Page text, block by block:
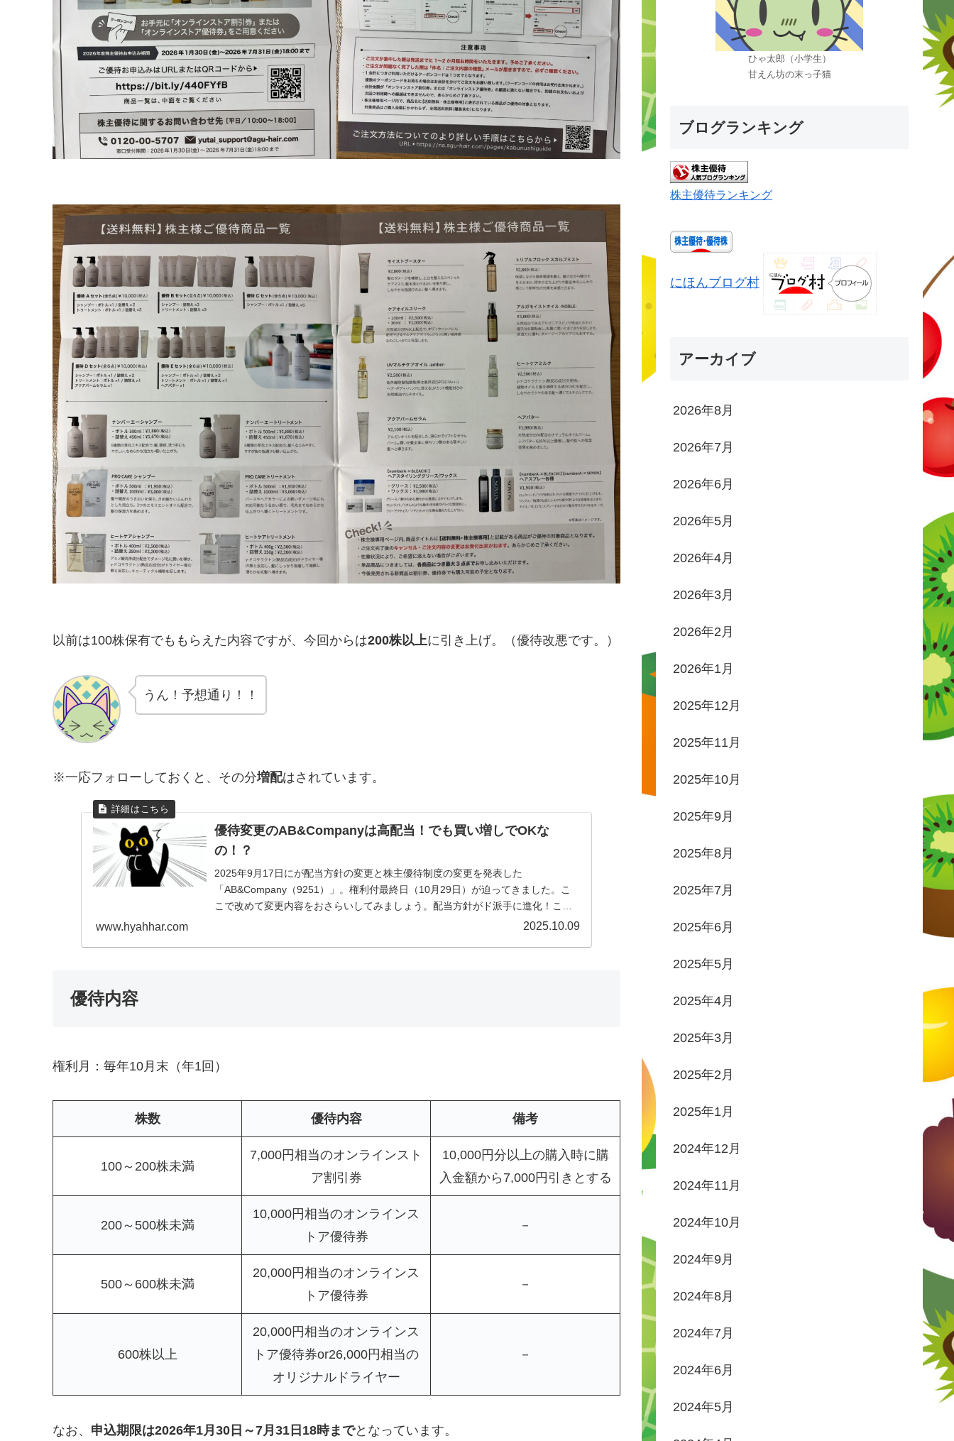
以前は100株保有でももらえた内容ですが、今回からは200株以上に引き上げ。（優待改悪です。）
うん！予想通り！！
※一応フォローしておくと、その分増配はされています。
優待変更のAB&Companyは高配当！でも買い増しでOKな
の！？
2025年9月17日にが配当方針の変更と株主優待制度の変更を発表した
「AB&Company（9251）」。権利付最終日（10月29日）が迫ってきました。こ
こで改めて変更内容をおさらいしてみましょう。配当方針がド派手に進化！これ
www.hyahhar.com 2025.10.09
優待内容
権利月：毎年10月末（年1回）
株数 優待内容 備考
100～200株未満
7,000円相当のオンラインスト
ア割引券
10,000円分以上の購入時に購
入金額から7,000円引きとする
200～500株未満
10,000円相当のオンラインス
トア優待券
－
500～600株未満
20,000円相当のオンラインス
トア優待券
－
600株以上
20,000円相当のオンラインス
トア優待券or26,000円相当の
オリジナルドライヤー
－
なお、 申込期限は2026年1月30日～7月31日18時までとなっています。
ひゃ太郎（小学生）
甘えん坊の末っ子猫
ブログランキング
株主優待ランキング
にほんブログ村
アーカイブ
2026年8月
2026年7月
2026年6月
2026年5月
2026年4月
2026年3月
2026年2月
2026年1月
2025年12月
2025年11月
2025年10月
2025年9月
2025年8月
2025年7月
2025年6月
2025年5月
2025年4月
2025年3月
2025年2月
2025年1月
2024年12月
2024年11月
2024年10月
2024年9月
2024年8月
2024年7月
2024年6月
2024年5月